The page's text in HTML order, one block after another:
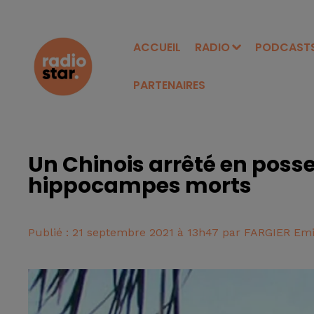
ACCUEIL RADIO
PARTENAIRES
Un Chinois arrêté en
hippocampes morts
Publié : 21 septembre 2021 à 13h47 par FARGIER